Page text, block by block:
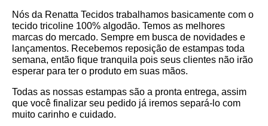
Nós da Renatta Tecidos trabalhamos basicamente com o
tecido tricoline 100% algodão. Temos as melhores
marcas do mercado. Sempre em busca de novidades e
lançamentos. Recebemos reposição de estampas toda
semana, então fique tranquila pois seus clientes não irão
esperar para ter o produto em suas mãos.
Todas as nossas estampas são a pronta entrega, assim
que você finalizar seu pedido já iremos separá-lo com
muito carinho e cuidado.